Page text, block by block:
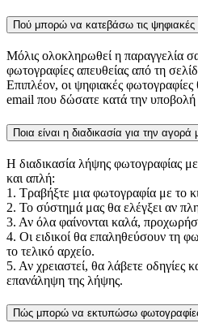
Πού μπορώ να κατεβάσω τις ψηφιακές
Μόλις ολοκληρωθεί η παραγγελία
φωτογραφίες απευθείας από τη
Επιπλέον, οι ψηφιακές
email που δώσατε κατά την υποβολή
Ποια είναι η διαδικασία για την
Η διαδικασία λήψης φωτογραφίας
και απλή:
1. Τραβήξτε μια φωτογραφία με το
2. Το σύστημά μας θα ελέγξει αν
3. Αν όλα φαίνονται καλά,
4. Οι ειδικοί θα επαληθεύσουν τη
το τελικό αρχείο.
5. Αν χρειαστεί, θα λάβετε οδηγίες
επανάληψη της λήψης.
Πώς μπορώ να εκτυπώσω